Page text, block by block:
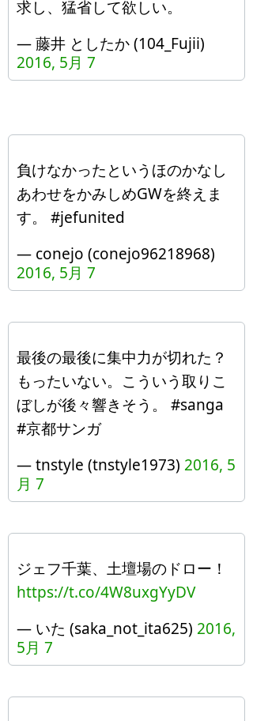
求し、猛省して欲しい。
— 藤井 としたか (104_Fujii)
2016, 5月 7
負けなかったというほのかなし
あわせをかみしめGWを終えま
す。 #jefunited
— conejo (conejo96218968)
2016, 5月 7
最後の最後に集中力が切れた？
もったいない。こういう取りこ
ぼしが後々響きそう。 #sanga
#京都サンガ
— tnstyle (tnstyle1973) 2016, 5
月 7
ジェフ千葉、土壇場のドロー！
https://t.co/4W8uxgYyDV
— いた (saka_not_ita625) 2016,
5月 7